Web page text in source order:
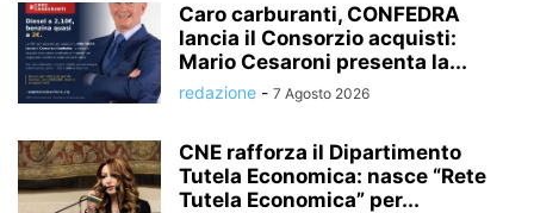
Caro carburanti, CONFEDRA
lancia il Consorzio acquisti:
Mario Cesaroni presenta la...
redazione - 7 Agosto 2026
CNE rafforza il Dipartimento
Tutela Economica: nasce “Rete
Tutela Economica” per...